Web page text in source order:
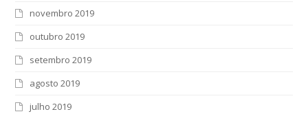
novembro 2019
outubro 2019
setembro 2019
agosto 2019
julho 2019